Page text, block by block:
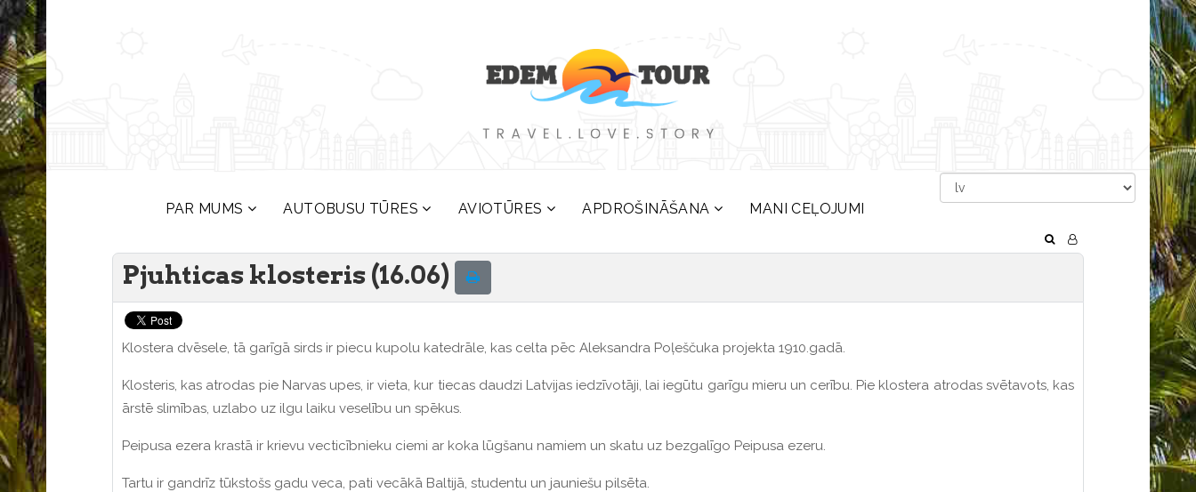
PAR MUMS AUTOBUSU TŪRES AVIOTŪRES APDROŠINĀŠANA MANI CEĻOJUMI
Pjuhticas klosteris (16.06)
Klostera dvēsele, tā garīgā sirds ir piecu kupolu katedrāle, kas celta pēc Aleksandra Poļeščuka projekta 1910.gadā.
Klosteris, kas atrodas pie Narvas upes, ir vieta, kur tiecas daudzi Latvijas iedzīvotāji, lai iegūtu garīgu mieru un cerību. Pie klostera atrodas svētavots, kas
ārstē slimības, uzlabo uz ilgu laiku veselību un spēkus.
Peipusa ezera krastā ir krievu vecticībnieku ciemi ar koka lūgšanu namiem un skatu uz bezgalīgo Peipusa ezeru.
Tartu ir gandrīz tūkstošs gadu veca, pati vecākā Baltijā, studentu un jauniešu pilsēta.